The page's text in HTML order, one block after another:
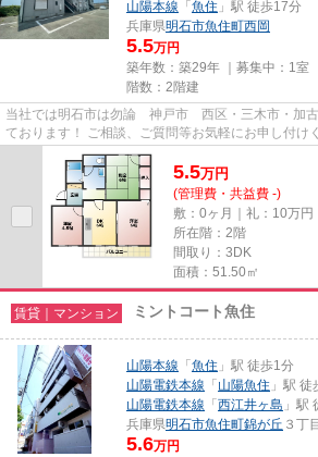
山陽本線 「 魚住 」駅 徒歩17分
兵庫県明石市魚住町西岡
5.5万円
築年数：築29年 ｜募集中： 1室
階数：2階建
当社では明石市は勿論 神戸市 西区・三木市・加古
ております！ ご相談、ご質問等お気軽にお申し付け
5.5万円
(管理費・共益費 -)
敷：0ヶ月｜礼：10万円
所在階：2階
間取り：3DK
面積：51.50㎡
賃貸｜マンション ミントコート魚住
山陽本線 「 魚住 」駅 徒歩1分
山陽電鉄本線 「 山陽魚住 」駅
山陽電鉄本線 「 西江井ヶ島 」駅
兵庫県明石市魚住町錦が丘 ３丁目
5.6万円